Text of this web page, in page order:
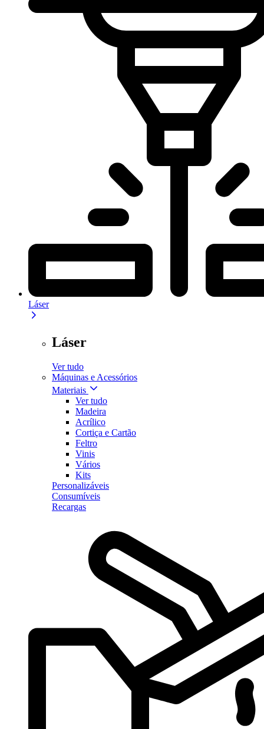
Láser
Láser
Ver tudo
Máquinas e Acessórios
Materiais
Ver tudo
Madeira
Acrílico
Cortiça e Cartão
Feltro
Vinis
Vários
Kits
Personalizáveis
Consumíveis
Recargas